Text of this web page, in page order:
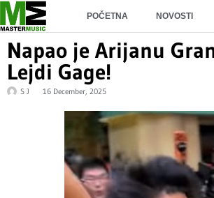
POČETNA NOVOSTI
Napao je Arijanu
Lejdi Gage!
S J 16 December, 2025